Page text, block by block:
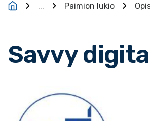
... Paimion lukio
Savvy